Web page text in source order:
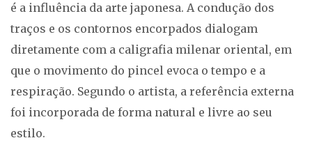
é a influência da arte japonesa. A condução dos
traços e os contornos encorpados dialogam
diretamente com a caligrafia milenar oriental, em
que o movimento do pincel evoca o tempo e a
respiração. Segundo o artista, a referência externa
foi incorporada de forma natural e livre ao seu
estilo.